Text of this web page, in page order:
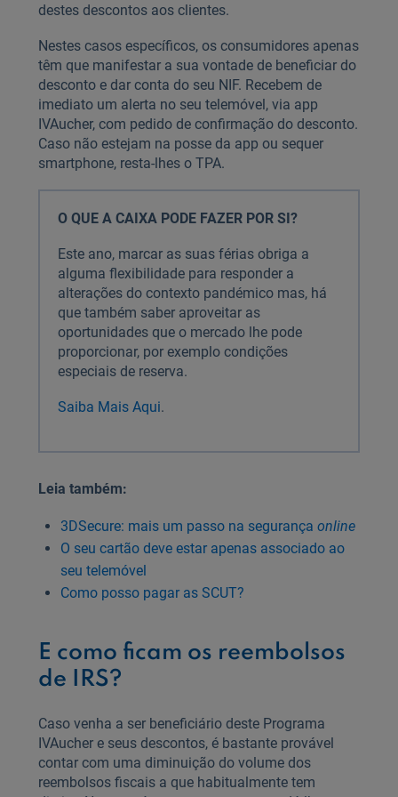
destes descontos aos clientes.
Nestes casos específicos, os consumidores apenas
têm que manifestar a sua vontade de beneficiar do
desconto e dar conta do seu NIF. Recebem de
imediato um alerta no seu telemóvel, via app
IVAucher, com pedido de confirmação do desconto.
Caso não estejam na posse da app ou sequer
smartphone, resta-lhes o TPA.
O QUE A CAIXA PODE FAZER POR SI?
Este ano, marcar as suas férias obriga a
alguma flexibilidade para responder a
alterações do contexto pandémico mas, há
que também saber aproveitar as
oportunidades que o mercado lhe pode
proporcionar, por exemplo condições
especiais de reserva.
Saiba Mais Aqui.
Leia também:
3DSecure: mais um passo na segurança online
O seu cartão deve estar apenas associado ao
seu telemóvel
Como posso pagar as SCUT?
E como ficam os reembolsos
de IRS?
Caso venha a ser beneficiário deste Programa
IVAucher e seus descontos, é bastante provável
contar com uma diminuição do volume dos
reembolsos fiscais a que habitualmente tem